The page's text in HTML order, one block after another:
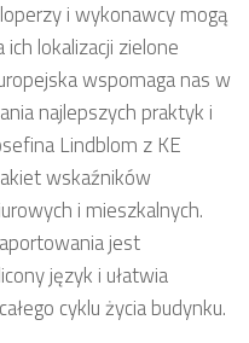
i wykonawcy mogą
lokalizacji zielone
wspomaga nas w
najlepszych praktyk i
Lindblom z KE
wskaźników
i mieszkalnych.
jest
język i ułatwia
cyklu życia budynku.